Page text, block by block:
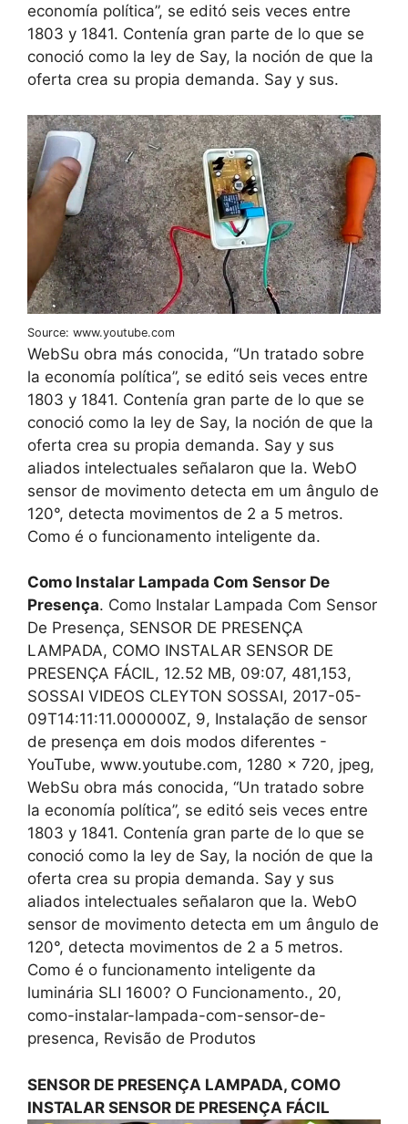
economía política”, se editó seis veces entre
1803 y 1841. Contenía gran parte de lo que se
conoció como la ley de Say, la noción de que la
oferta crea su propia demanda. Say y sus.
Source: www.youtube.com
WebSu obra más conocida, “Un tratado sobre
la economía política”, se editó seis veces entre
1803 y 1841. Contenía gran parte de lo que se
conoció como la ley de Say, la noción de que la
oferta crea su propia demanda. Say y sus
aliados intelectuales señalaron que la. WebO
sensor de movimento detecta em um ângulo de
120°, detecta movimentos de 2 a 5 metros.
Como é o funcionamento inteligente da.
Como Instalar Lampada Com Sensor De
Presença. Como Instalar Lampada Com Sensor
De Presença, SENSOR DE PRESENÇA
LAMPADA, COMO INSTALAR SENSOR DE
PRESENÇA FÁCIL, 12.52 MB, 09:07, 481,153,
SOSSAI VIDEOS CLEYTON SOSSAI, 2017-05-
09T14:11:11.000000Z, 9, Instalação de sensor
de presença em dois modos diferentes -
YouTube, www.youtube.com, 1280 x 720, jpeg,
WebSu obra más conocida, “Un tratado sobre
la economía política”, se editó seis veces entre
1803 y 1841. Contenía gran parte de lo que se
conoció como la ley de Say, la noción de que la
oferta crea su propia demanda. Say y sus
aliados intelectuales señalaron que la. WebO
sensor de movimento detecta em um ângulo de
120°, detecta movimentos de 2 a 5 metros.
Como é o funcionamento inteligente da
luminária SLI 1600? O Funcionamento., 20,
como-instalar-lampada-com-sensor-de-
presenca, Revisão de Produtos
SENSOR DE PRESENÇA LAMPADA, COMO
INSTALAR SENSOR DE PRESENÇA FÁCIL